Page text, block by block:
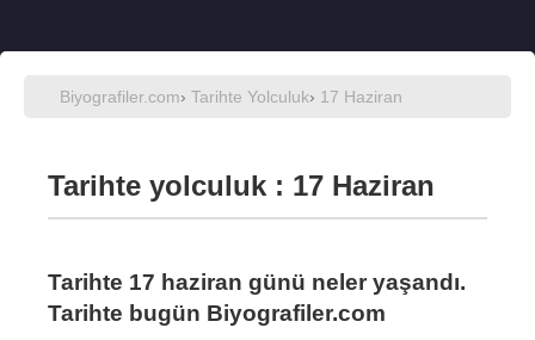
Biyografiler.com› Tarihte Yolculuk› 17 Haziran
Tarihte yolculuk : 17 Haziran
Tarihte 17 haziran günü neler yaşandı.
Tarihte bugün Biyografiler.com